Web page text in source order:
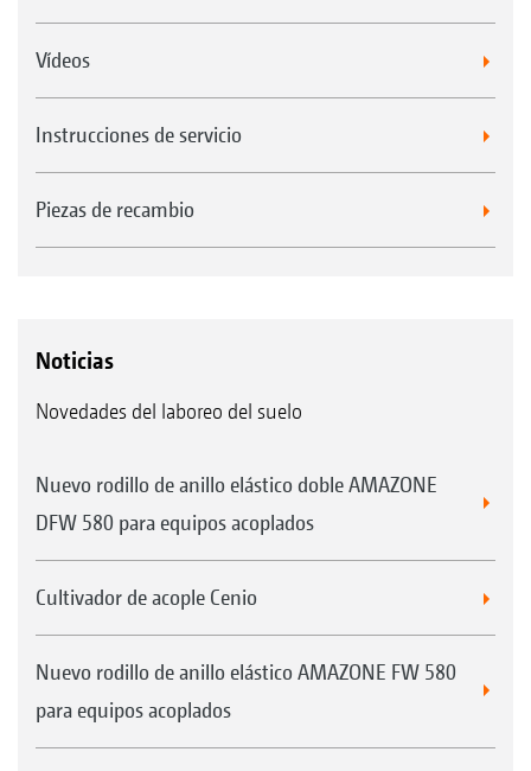
Vídeos
Instrucciones de servicio
Piezas de recambio
Noticias
Novedades del laboreo del suelo
Nuevo rodillo de anillo elástico doble AMAZONE
DFW 580 para equipos acoplados
Cultivador de acople Cenio
Nuevo rodillo de anillo elástico AMAZONE FW 580
para equipos acoplados